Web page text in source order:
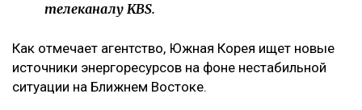
телеканалу KBS.
Как отмечает агентство, Южная Корея ищет новые
источники энергоресурсов на фоне нестабильной
ситуации на Ближнем Востоке.